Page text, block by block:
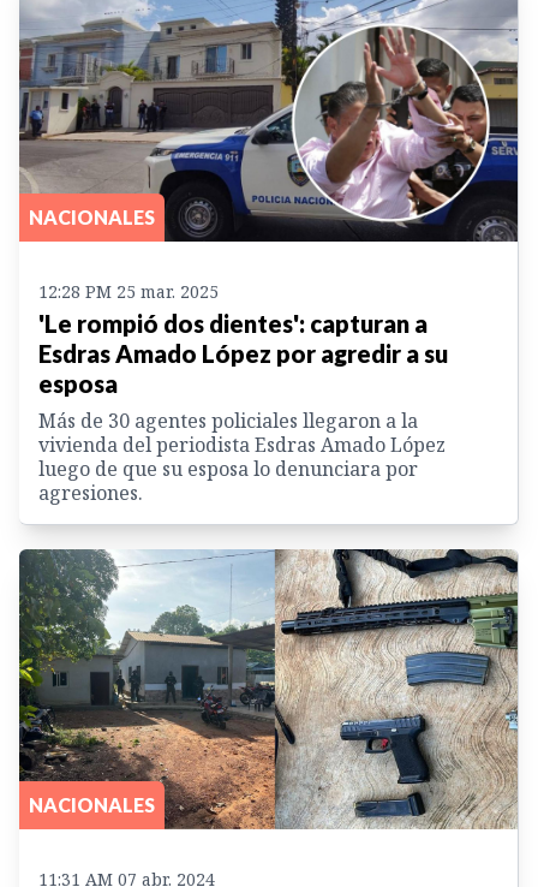
NACIONALES
12:28 PM 25 mar. 2025
'Le rompió dos dientes': capturan a
Esdras Amado López por agredir a su
esposa
Más de 30 agentes policiales llegaron a la
vivienda del periodista Esdras Amado López
luego de que su esposa lo denunciara por
agresiones.
NACIONALES
11:31 AM 07 abr. 2024